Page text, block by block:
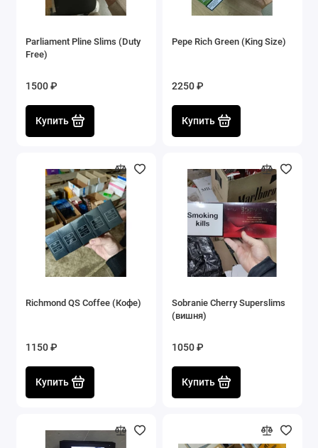
Parliament Pline Slims (Duty
Free)
1500 ₽
Купить
Pepe Rich Green (King Size)
2250 ₽
Купить
Richmond QS Coffee (Кофе)
1150 ₽
Купить
Sobranie Cherry Superslims
(вишня)
1050 ₽
Купить